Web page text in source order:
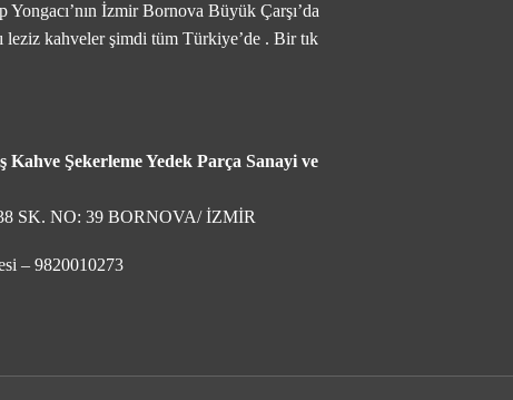
Yongacı’nın İzmir Bornova Büyük Çarşı’da
leziz kahveler şimdi tüm Türkiye’de . Bir tık
Kahve Şekerleme Yedek Parça Sanayi ve
SK. NO: 39 BORNOVA/ İZMİR
– 9820010273